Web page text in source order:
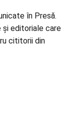
în Presă.
și editoriale care
cititorii din